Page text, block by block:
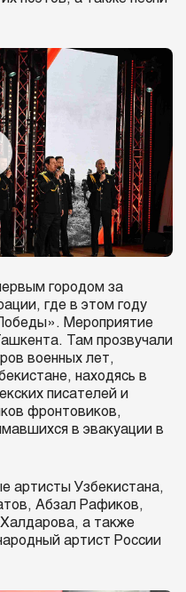
городом за
где в этом году
Мероприятие
Там прозвучали
военных лет,
находясь в
писателей и
фронтовиков,
в эвакуации в
артисты Узбекистана,
Абзал Рафиков,
а также
артист России